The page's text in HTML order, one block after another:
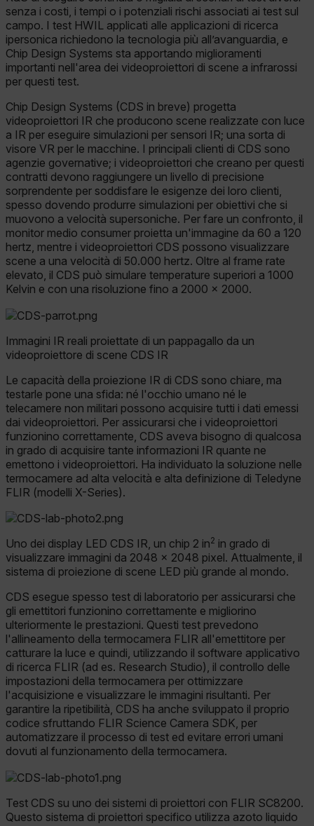
senza i costi, i tempi o i potenziali rischi associati ai test sul
campo. I test HWIL applicati alle applicazioni di ricerca
ipersonica richiedono la tecnologia più all’avanguardia, e
Chip Design Systems sta apportando miglioramenti
importanti nell'area dei videoproiettori di scene a infrarossi
per questi test.
Chip Design Systems (CDS in breve) progetta
videoproiettori IR che producono scene realizzate con luce
a IR per eseguire simulazioni per sensori IR; una sorta di
visore VR per le macchine. I principali clienti di CDS sono
agenzie governative; i videoproiettori che creano per questi
contratti devono raggiungere un livello di precisione
sorprendente per soddisfare le esigenze dei loro clienti,
spesso dovendo produrre simulazioni per obiettivi che si
muovono a velocità supersoniche. Per fare un confronto, il
monitor medio consumer proietta un'immagine da 60 a 120
hertz, mentre i videoproiettori CDS possono visualizzare
scene a una velocità di 50.000 hertz. Oltre al frame rate
elevato, il CDS può simulare temperature superiori a 1000
Kelvin e con una risoluzione fino a 2000 × 2000.
Immagini IR reali proiettate di un pappagallo da un
videoproiettore di scene CDS IR
Le capacità della proiezione IR di CDS sono chiare, ma
testarle pone una sfida: né l'occhio umano né le
telecamere non militari possono acquisire tutti i dati emessi
dai videoproiettori. Per assicurarsi che i videoproiettori
funzionino correttamente, CDS aveva bisogno di qualcosa
in grado di acquisire tante informazioni IR quante ne
emettono i videoproiettori. Ha individuato la soluzione nelle
termocamere ad alta velocità e alta definizione di Teledyne
FLIR (modelli X-Series).
Uno dei display LED CDS IR, un chip 2 in2 in grado di
visualizzare immagini da 2048 × 2048 pixel. Attualmente, il
sistema di proiezione di scene LED più grande al mondo.
CDS esegue spesso test di laboratorio per assicurarsi che
gli emettitori funzionino correttamente e migliorino
ulteriormente le prestazioni. Questi test prevedono
l'allineamento della termocamera FLIR all'emettitore per
catturare la luce e quindi, utilizzando il software applicativo
di ricerca FLIR (ad es. Research Studio), il controllo delle
impostazioni della termocamera per ottimizzare
l'acquisizione e visualizzare le immagini risultanti. Per
garantire la ripetibilità, CDS ha anche sviluppato il proprio
codice sfruttando FLIR Science Camera SDK, per
automatizzare il processo di test ed evitare errori umani
dovuti al funzionamento della termocamera.
Test CDS su uno dei sistemi di proiettori con FLIR SC8200.
Questo sistema di proiettori specifico utilizza azoto liquido